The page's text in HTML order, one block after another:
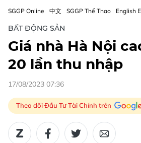
SGGP Online 中文 SGGP Thể Thao English
BẤT ĐỘNG SẢN
Giá nhà Hà Nội
20 lần thu nhập
17/08/2023 07:36
Theo dõi Đầu Tư Tài Chính trên